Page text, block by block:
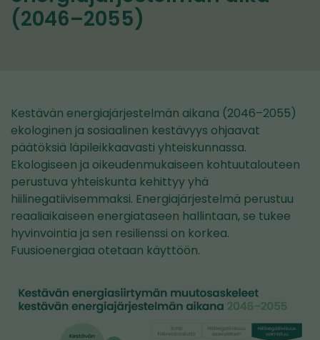
(2046–2055)
Kestävän energiajärjestelmän aikana (2046–2055)
ekologinen ja sosiaalinen kestävyys ohjaavat
päätöksiä läpileikkaavasti yhteiskunnassa.
Ekologiseen ja oikeudenmukaiseen kohtuutalouteen
perustuva yhteiskunta kehittyy yhä
hiilinegatiivisemmaksi. Energiajärjestelmä perustuu
reaaliaikaiseen energiataseen hallintaan, se tukee
hyvinvointia ja sen resilienssi on korkea.
Fuusioenergiaa otetaan käyttöön.